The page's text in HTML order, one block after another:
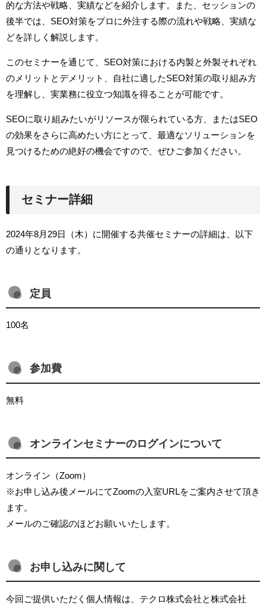
的な方法や戦略、実績などを紹介します。また、セッションの
後半では、SEO対策をプロに外注する際の流れや戦略、実績な
どを詳しく解説します。
このセミナーを通じて、SEO対策における内製と外製それぞれ
のメリットとデメリット、自社に適したSEO対策の取り組み方
を理解し、実業務に役立つ知識を得ることが可能です。
SEOに取り組みたいがリソースが限られている方、またはSEO
の効果をさらに高めたい方にとって、最適なソリューションを
見つけるための絶好の機会ですので、ぜひご参加ください。
セミナー詳細
2024年8月29日（木）に開催する共催セミナーの詳細は、以下
の通りとなります。
定員
100名
参加費
無料
オンラインセミナーのログインについて
オンライン（Zoom）
※お申し込み後メールにてZoomの入室URLをご案内させて頂き
ます。
メールのご確認のほどお願いいたします。
お申し込みに関して
今回ご提供いただく個人情報は、テクロ株式会社と株式会社